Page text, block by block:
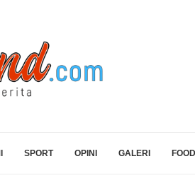
SPORT OPINI GALERI